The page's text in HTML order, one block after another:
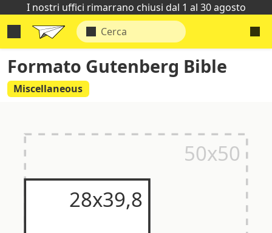
I nostri uffici rimarrano chiusi dal 1 al 30 agosto
Formato Gutenberg Bible
Miscellaneous